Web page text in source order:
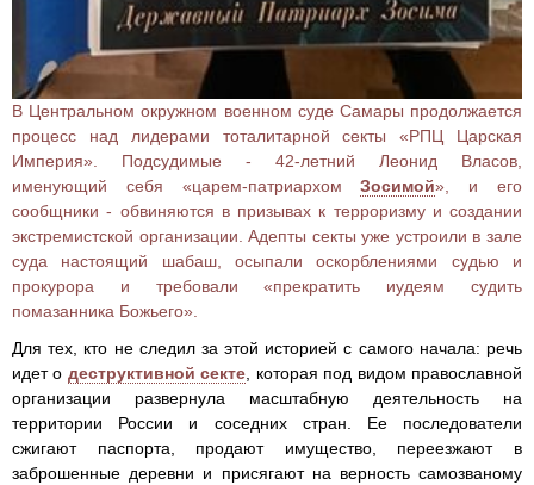
В Центральном окружном военном суде Самары продолжается
процесс над лидерами тоталитарной секты «РПЦ Царская
Империя». Подсудимые - 42-летний Леонид Власов,
именующий себя «царем-патриархомЗосимой», и его
сообщники - обвиняются в призывах к терроризму и создании
экстремистской организации. Адепты секты уже устроили в зале
суда настоящий шабаш, осыпали оскорблениями судью и
прокурора и требовали «прекратить иудеям судить
помазанника Божьего».
Для тех, кто не следил за этой историей с самого начала: речь
идет о деструктивной секте, которая под видом православной
организации развернула масштабную деятельность на
территории России и соседних стран. Ее последователи
сжигают паспорта, продают имущество, переезжают в
заброшенные деревни и присягают на верность самозваному